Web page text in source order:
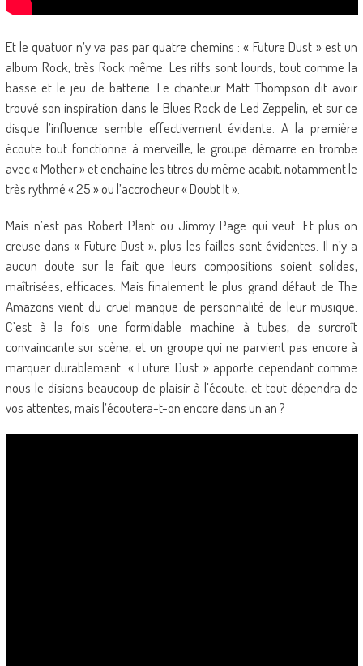
Et le quatuor n’y va pas par quatre chemins : « Future Dust » est un
album Rock, très Rock même. Les riffs sont lourds, tout comme la
basse et le jeu de batterie. Le chanteur Matt Thompson dit avoir
trouvé son inspiration dans le Blues Rock de Led Zeppelin, et sur ce
disque l’influence semble effectivement évidente. A la première
écoute tout fonctionne à merveille, le groupe démarre en trombe
avec « Mother » et enchaîne les titres du même acabit, notamment le
très rythmé « 25 » ou l’accrocheur « Doubt It ».
Mais n’est pas Robert Plant ou Jimmy Page qui veut. Et plus on
creuse dans « Future Dust », plus les failles sont évidentes. Il n’y a
aucun doute sur le fait que leurs compositions soient solides,
maîtrisées, efficaces. Mais finalement le plus grand défaut de The
Amazons vient du cruel manque de personnalité de leur musique.
C’est à la fois une formidable machine à tubes, de surcroît
convaincante sur scène, et un groupe qui ne parvient pas encore à
marquer durablement. « Future Dust » apporte cependant comme
nous le disions beaucoup de plaisir à l’écoute, et tout dépendra de
vos attentes, mais l’écoutera-t-on encore dans un an ?